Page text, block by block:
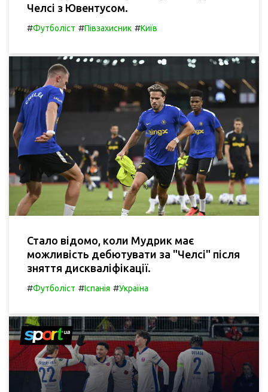
Челсі з Ювентусом.
#Футболіст #Півзахисник #Київ
Стало відомо, коли Мудрик має
можливість дебютувати за "Челсі" після
зняття дискваліфікації.
#Футболіст #Іспанія #Україна